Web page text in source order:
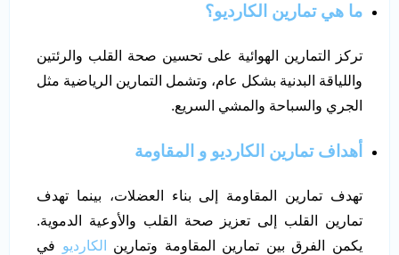
ما هي تمارين الكارديو؟
تركز التمارين الهوائية على تحسين صحة القلب والرئتين
واللياقة البدنية بشكل عام، وتشمل التمارين الرياضية مثل
الجري والسباحة والمشي السريع.
أهداف تمارين الكارديو و المقاومة
تهدف تمارين المقاومة إلى بناء العضلات، بينما تهدف
تمارين القلب إلى تعزيز صحة القلب والأوعية الدموية.
يكمن الفرق بين تمارين المقاومة وتمارين
الكارديو في